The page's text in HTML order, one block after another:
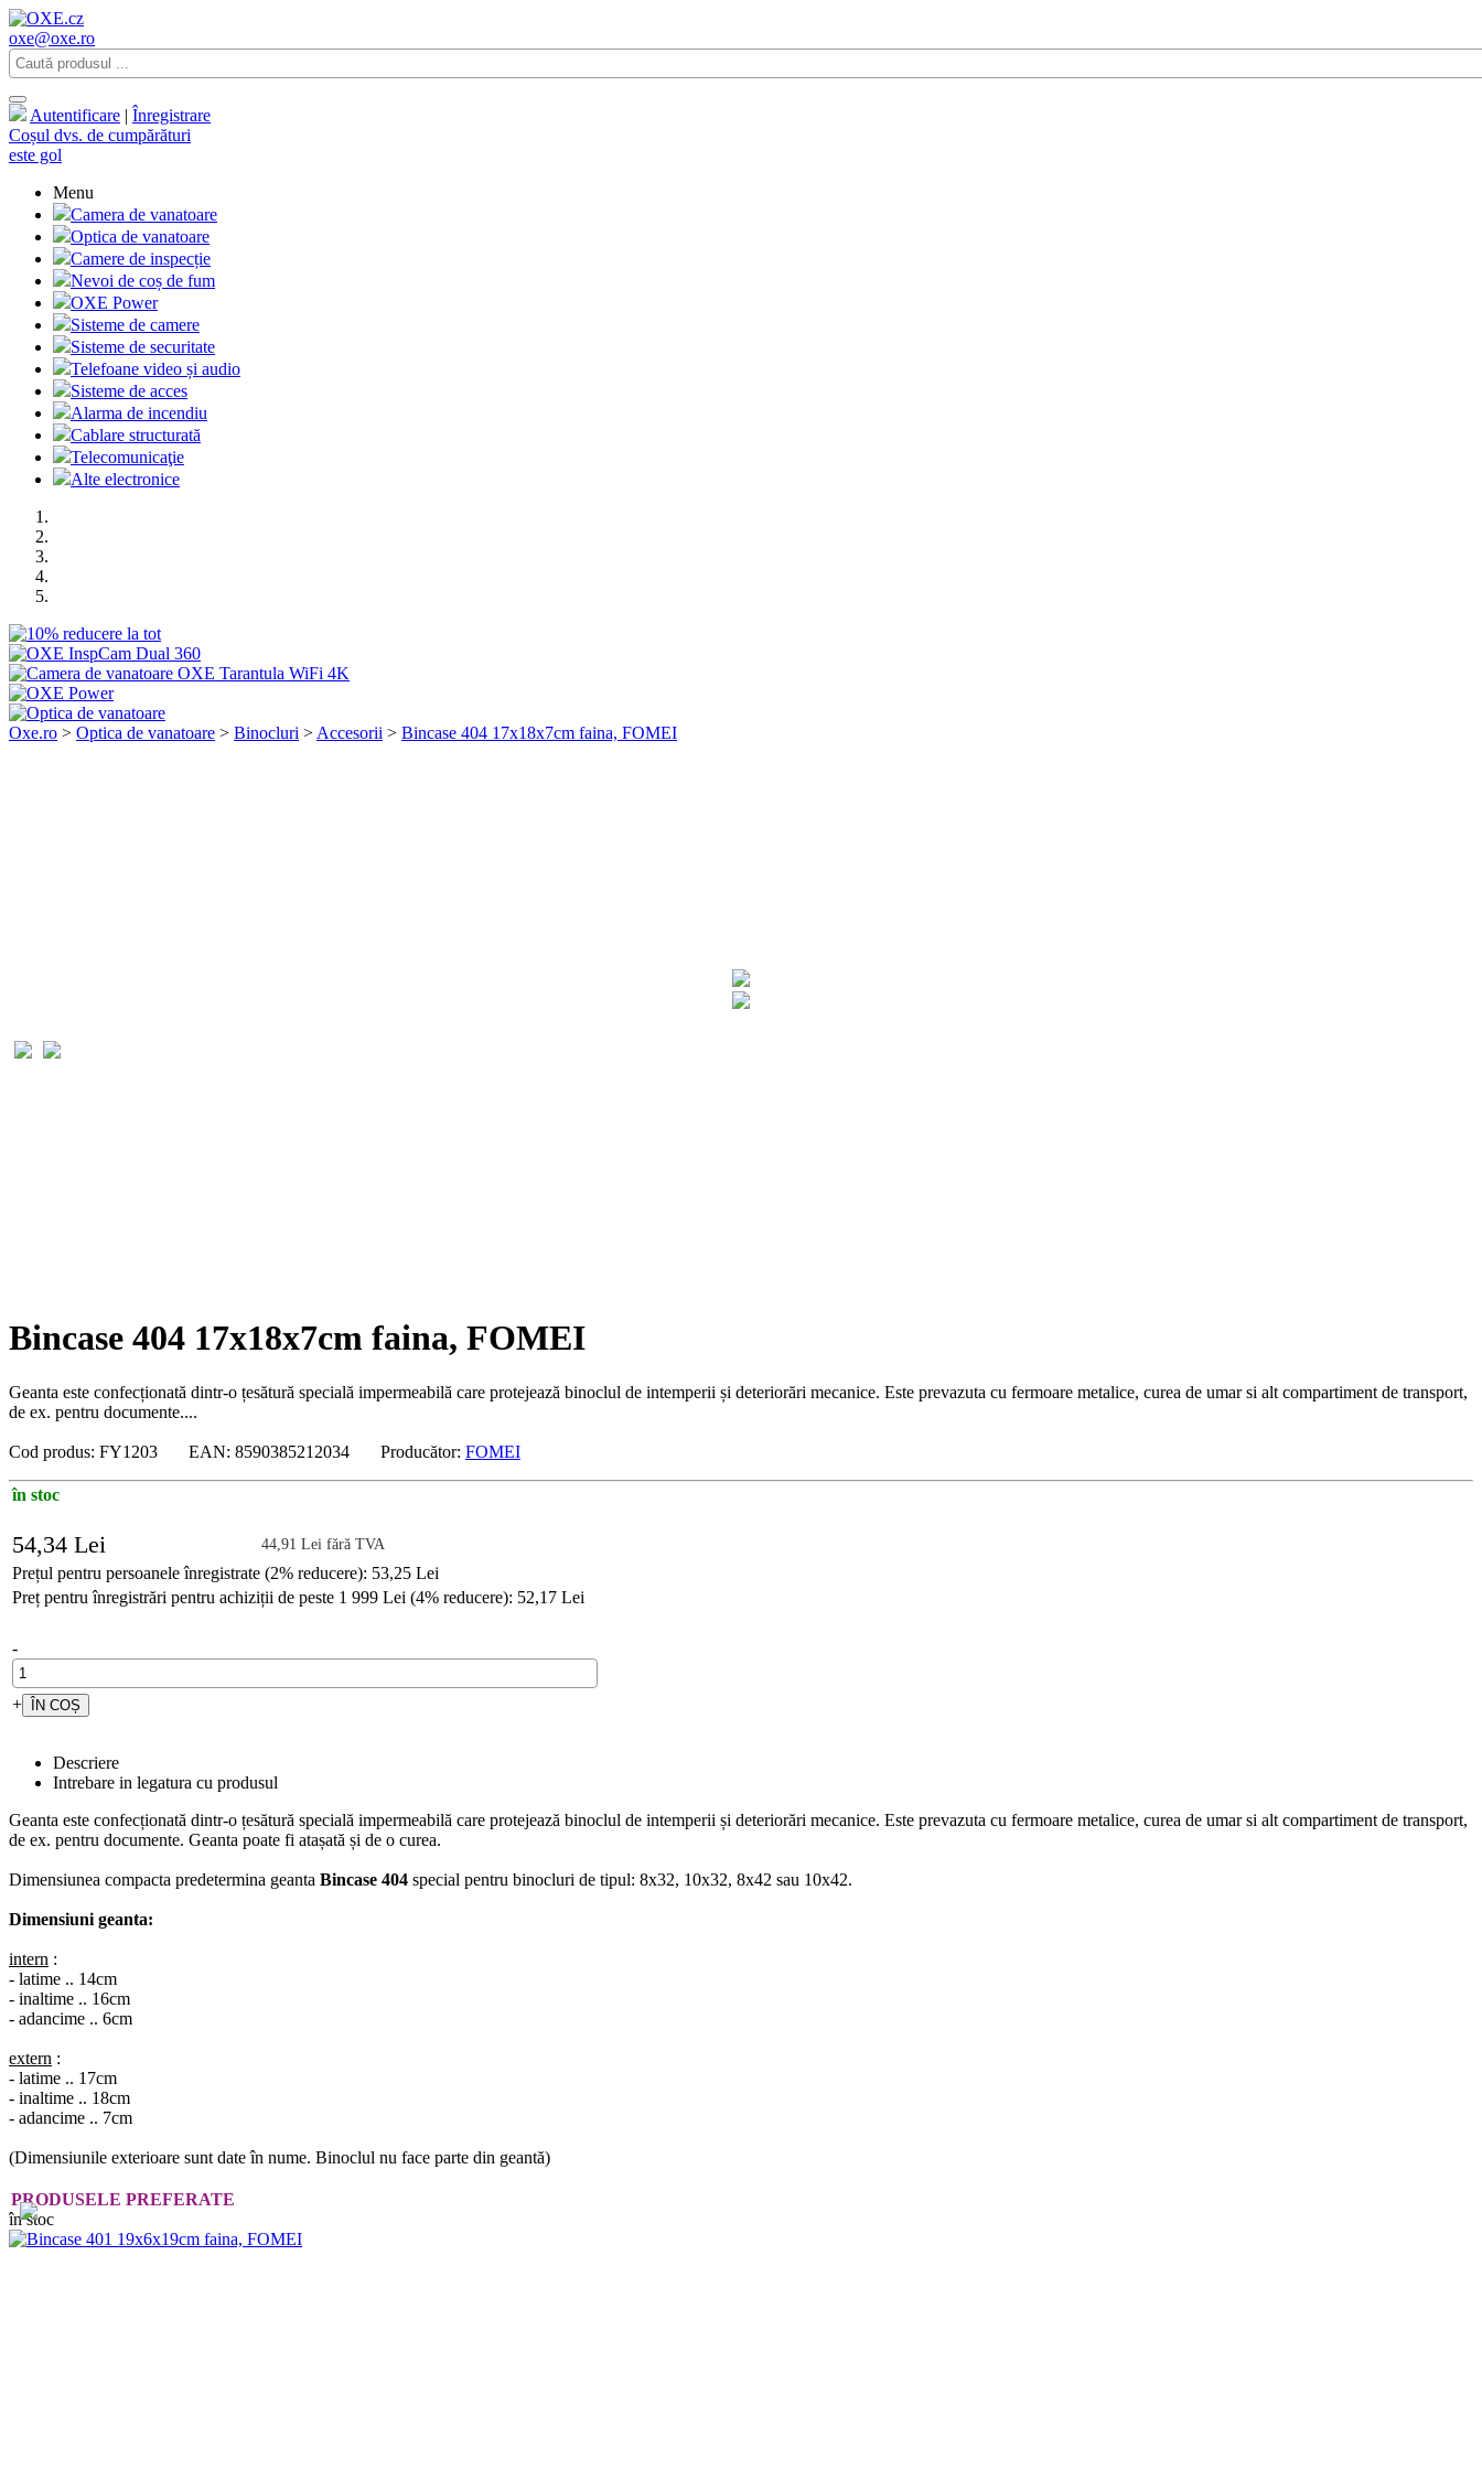
oxe@oxe.ro
Autentificare | Înregistrare
Coșul dvs. de cumpărături
este gol
Menu
Camera de vanatoare
Optica de vanatoare
Camere de inspecție
Nevoi de coș de fum
OXE Power
Sisteme de camere
Sisteme de securitate
Telefoane video și audio
Sisteme de acces
Alarma de incendiu
Cablare structurată
Telecomunicaţie
Alte electronice
Oxe.ro > Optica de vanatoare > Binocluri > Accesorii > Bincase 404 17x18x7cm faina, FOMEI
Bincase 404 17x18x7cm faina, FOMEI
Geanta este confecționată dintr-o țesătură specială impermeabilă care protejează binoclul de intemperii și deteriorări mecanice. Este prevazuta cu fermoare metalice, curea de umar si alt compartiment de transport,
de ex. pentru documente....
Cod produs: FY1203 EAN: 8590385212034 Producător: FOMEI
în stoc
54,34 Lei 44,91 Lei fără TVA
Prețul pentru persoanele înregistrate (2% reducere): 53,25 Lei
Preț pentru înregistrări pentru achiziții de peste 1 999 Lei (4% reducere): 52,17 Lei
-
+
Descriere
Intrebare in legatura cu produsul
Geanta este confecționată dintr-o țesătură specială impermeabilă care protejează binoclul de intemperii și deteriorări mecanice. Este prevazuta cu fermoare metalice, curea de umar si alt compartiment de transport,
de ex. pentru documente. Geanta poate fi atașată și de o curea.
Dimensiunea compacta predetermina geanta Bincase 404 special pentru binocluri de tipul: 8x32, 10x32, 8x42 sau 10x42.
Dimensiuni geanta:
intern :
- latime .. 14cm
- inaltime .. 16cm
- adancime .. 6cm
extern :
- latime .. 17cm
- inaltime .. 18cm
- adancime .. 7cm
(Dimensiunile exterioare sunt date în nume. Binoclul nu face parte din geantă)
PRODUSELE PREFERATE
în stoc